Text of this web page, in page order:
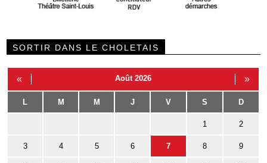
SORTIR DANS LE CHOLETAIS
« Août 2026 »
L M M J V S D
1 2
3 4 5 6 7 8 9